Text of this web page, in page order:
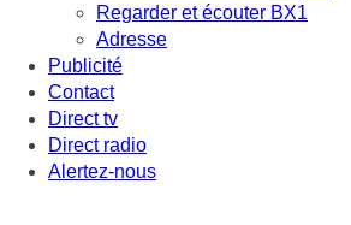
Regarder et écouter BX1
Adresse
Publicité
Contact
Direct tv
Direct radio
Alertez-nous